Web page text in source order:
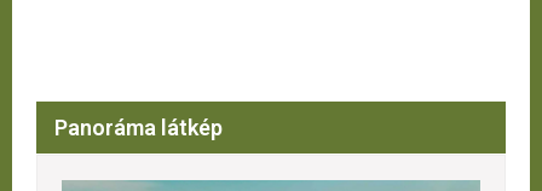
Panoráma látkép